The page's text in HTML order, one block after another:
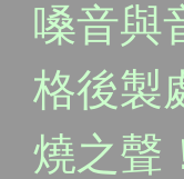
嗓音與
格後製
燒之聲